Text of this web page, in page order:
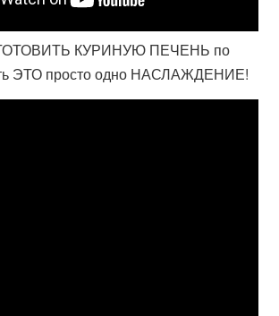
ГОТОВИТЬ КУРИНУЮ ПЕЧЕНЬ по
ЭТО просто одно НАСЛАЖДЕНИЕ!